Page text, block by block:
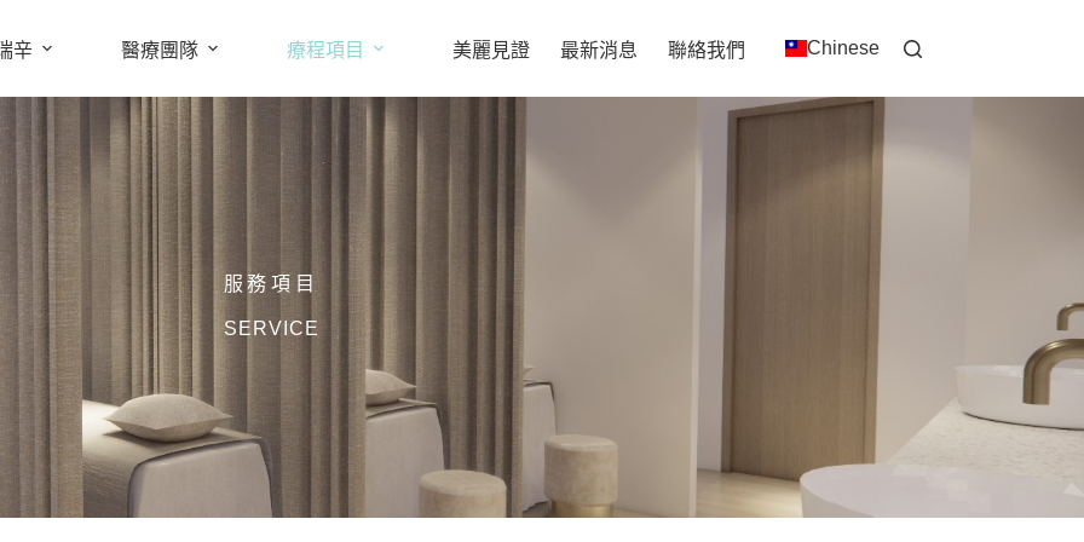
辛 醫療團隊 療程項目 美麗見證 最新消息 聯絡我們 Chinese
服務項目
SERVICE